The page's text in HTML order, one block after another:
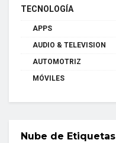
TECNOLOGÍA
APPS
AUDIO & TELEVISION
AUTOMOTRIZ
MÓVILES
Nube de Etiquetas